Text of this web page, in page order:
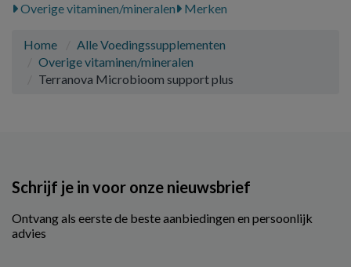
Overige vitaminen/mineralen
Merken
Home
Alle Voedingssupplementen
Overige vitaminen/mineralen
Terranova Microbioom support plus
Schrijf je in voor onze nieuwsbrief
Ontvang als eerste de beste aanbiedingen en persoonlijk
advies